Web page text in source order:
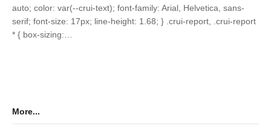
auto; color: var(--crui-text); font-family: Arial, Helvetica, sans-
serif; font-size: 17px; line-height: 1.68; } .crui-report, .crui-report
* { box-sizing:…
More...